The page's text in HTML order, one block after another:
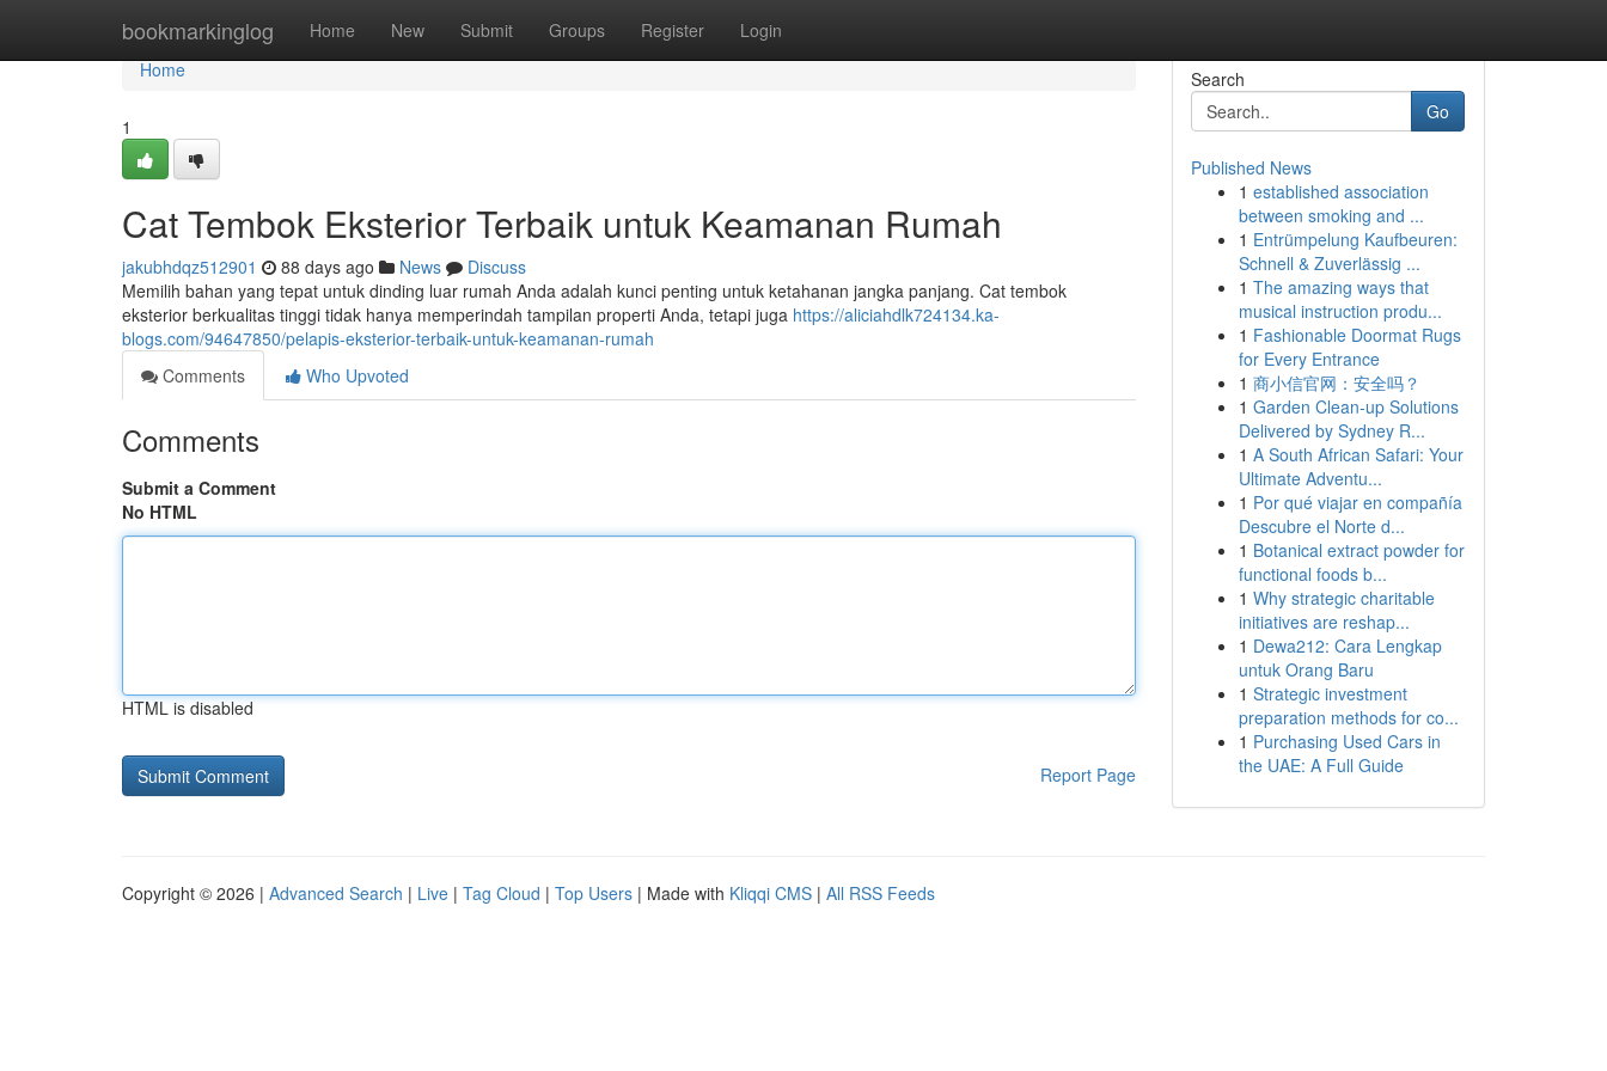
bookmarkinglog Home New Submit Groups Register Login
Home
Home
1
Cat Tembok Eksterior Terbaik untuk Keamanan Rumah
jakubhdqz512901 88 days ago News
Discuss
Memilih bahan yang tepat untuk dinding luar rumah Anda adalah kunci penting untuk ketahanan jangka panjang. Cat tembok
eksterior berkualitas tinggi tidak hanya memperindah tampilan properti Anda, tetapi juga https://aliciahdlk724134.ka-
blogs.com/94647850/pelapis-eksterior-terbaik-untuk-keamanan-rumah
Comments
Who Upvoted
Comments
Submit a Comment
No HTML
HTML is disabled
Report Page
Search
Go
Published News
1 established association
between smoking and ...
1 Entrümpelung Kaufbeuren:
Schnell & Zuverlässig ...
1 The amazing ways that
musical instruction produ...
1 Fashionable Doormat Rugs
for Every Entrance
1 商小信官网：安全吗？
1 Garden Clean-up Solutions
Delivered by Sydney R...
1 A South African Safari: Your
Ultimate Adventu...
1 Por qué viajar en compañía
Descubre el Norte d...
1 Botanical extract powder for
functional foods b...
1 Why strategic charitable
initiatives are reshap...
1 Dewa212: Cara Lengkap
untuk Orang Baru
1 Strategic investment
preparation methods for co...
1 Purchasing Used Cars in
the UAE: A Full Guide
Copyright © 2026 | Advanced Search | Live | Tag Cloud | Top Users | Made with Kliqqi CMS | All RSS Feeds